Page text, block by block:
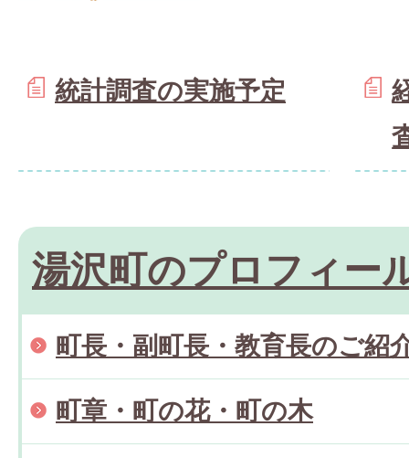
統計調査の実施予定
湯沢町のプロフィー
町長・副町長・教育長のご紹
町章・町の花・町の木